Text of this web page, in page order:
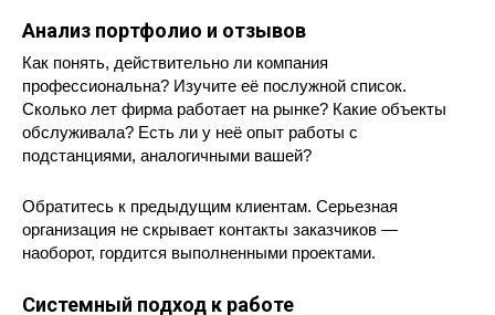
Анализ портфолио и отзывов
Как понять, действительно ли компания
профессиональна? Изучите её послужной список.
Сколько лет фирма работает на рынке? Какие объекты
обслуживала? Есть ли у неё опыт работы с
подстанциями, аналогичными вашей?
Обратитесь к предыдущим клиентам. Серьезная
организация не скрывает контакты заказчиков —
наоборот, гордится выполненными проектами.
Системный подход к работе